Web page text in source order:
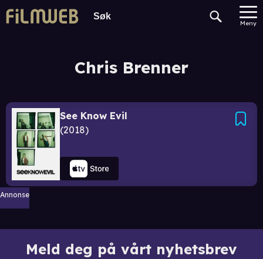
Meny
Chris Brenner
See Know Evil
2018
Annonse
Meld deg på vårt nyhetsbrev